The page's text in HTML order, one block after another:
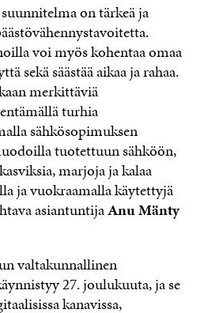
on tärkeä ja
voi myös kohentaa omaa
sekä säästää aikaa ja rahaa.
merkittäviä
turhia
sähkösopimuksen
tuotettuun sähköön,
marjoja ja kalaa
ja vuokraamalla käytettyjä
asiantuntijaAnu Mänty
valtakunnallinen
27. joulukuuta, ja se
kanavissa,